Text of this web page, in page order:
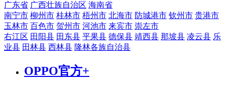
广东省 广西壮族自治区 海南省
南宁市 柳州市 桂林市 梧州市 北海市 防城港市 钦州市 贵港市
玉林市 百色市 贺州市 河池市 来宾市 崇左市
右江区 田阳县 田东县 平果县 德保县 靖西县 那坡县 凌云县 乐
业县 田林县 西林县 隆林各族自治县
OPPO官方+